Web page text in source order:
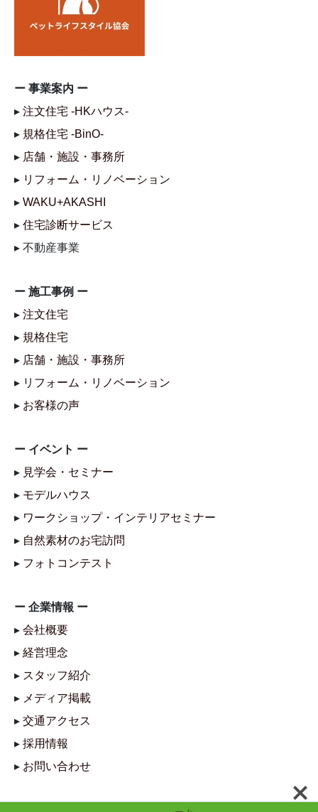
ー 事業案内 ー
▸ 注文住宅 -HKハウス-
▸ 規格住宅 -BinO-
▸ 店舗・施設・事務所
▸ リフォーム・リノベーション
▸ WAKU+AKASHI
▸ 住宅診断サービス
▸ 不動産事業
ー 施工事例 ー
▸ 注文住宅
▸ 規格住宅
▸ 店舗・施設・事務所
▸ リフォーム・リノベーション
▸ お客様の声
ー イベント ー
▸ 見学会・セミナー
▸ モデルハウス
▸ ワークショップ・インテリアセミナー
▸ 自然素材のお宅訪問
▸ フォトコンテスト
ー 企業情報 ー
▸ 会社概要
▸ 経営理念
▸ スタッフ紹介
▸ メディア掲載
▸ 交通アクセス
▸ 採用情報
▸ お問い合わせ